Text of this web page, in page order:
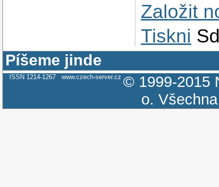
Založit
Tiskni
Píšeme jinde
ISSN 1214-1267 www.czech-server.cz © 1999-2015
o.